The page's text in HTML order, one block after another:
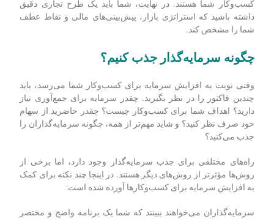
دوم، قبلاً محصول یا خدمات شما در بازار مورد توجه قرار گرفته
است. ممکن است پذیرندگان اولیه یا مشتریانی داشته باشید که
سرمایه پرداخت می‌کنند، یا ممکن است تعامل قابل توجهی با کاربر
که شما تیمی از افراد پرشور و فداکار دارید که متعهد به موفقیت
کسب‌وکار شما هستند. در نهایت، شما باید یک طرح تجاری دقیق
داشته باشید که استراتژی بازار، پیش‌بینی‌های مالی و نقاط عطف
شما را مشخص کند.
وقتی نوبت به افزایش سرمایه برای کسب‌وکار شما می‌رسد، باید
چندین فاکتور را در نظر بگیرید. چقدر سرمایه برای جمع‌آوری نیاز
خود صرف نظر کنید؟ و شاید مهم‌تر از همه، چگونه سرمایه‌گذاران را